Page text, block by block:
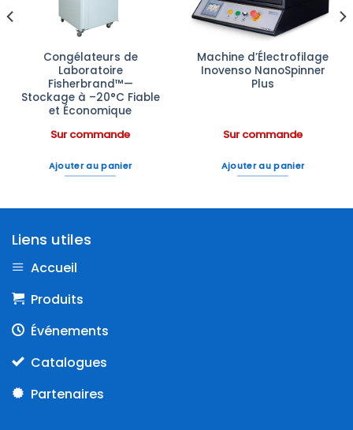
Congélateurs de
Laboratoire
Fisherbrand™—
Stockage à –20°C Fiable
et Économique
Sur commande
Ajouter au panier
Machine d’Électrofilage
Inovenso NanoSpinner
Plus
Sur commande
Ajouter au panier
Liens utiles
Accueil
Produits
Événements
Catalogues
Partenaires